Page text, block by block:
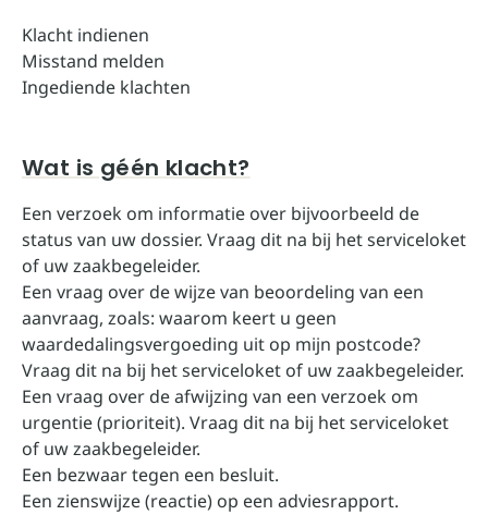
Klacht indienen
Misstand melden
Ingediende klachten
Wat is géén klacht?
Een verzoek om informatie over bijvoorbeeld de
status van uw dossier. Vraag dit na bij het serviceloket
of uw zaakbegeleider.
Een vraag over de wijze van beoordeling van een
aanvraag, zoals: waarom keert u geen
waardedalingsvergoeding uit op mijn postcode?
Vraag dit na bij het serviceloket of uw zaakbegeleider.
Een vraag over de afwijzing van een verzoek om
urgentie (prioriteit). Vraag dit na bij het serviceloket
of uw zaakbegeleider.
Een bezwaar tegen een besluit.
Een zienswijze (reactie) op een adviesrapport.